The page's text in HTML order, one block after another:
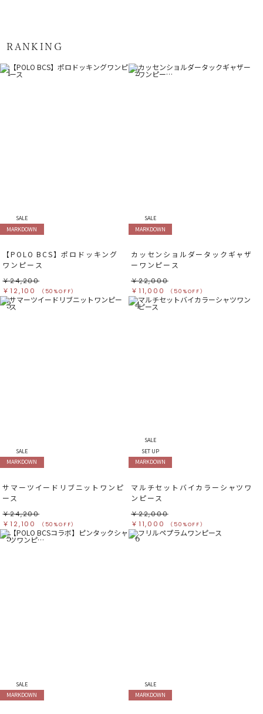
RANKING
1
SALE
MARKDOWN
【POLO BCS】ポロドッキング
ワンピース
￥24,200
￥12,100
（50%OFF）
2
SALE
MARKDOWN
カッセンショルダータックギャザ
ーワンピース
￥22,000
￥11,000
（50%OFF）
3
SALE
MARKDOWN
サマーツイードリブニットワンピ
ース
￥24,200
￥12,100
（50%OFF）
4
SALE
SET UP
MARKDOWN
マルチセットバイカラーシャツワ
ンピース
￥22,000
￥11,000
（50%OFF）
5
SALE
MARKDOWN
6
SALE
MARKDOWN